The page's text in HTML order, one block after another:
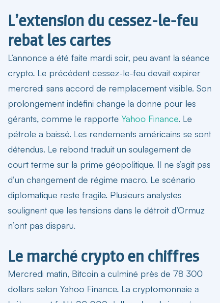
L’extension du cessez-le-feu
rebat les cartes
L’annonce a été faite mardi soir, peu avant la séance
crypto. Le précédent cessez-le-feu devait expirer
mercredi sans accord de remplacement visible. Son
prolongement indéfini change la donne pour les
gérants, comme le rapporte Yahoo Finance. Le
pétrole a baissé. Les rendements américains se sont
détendus. Le rebond traduit un soulagement de
court terme sur la prime géopolitique. Il ne s’agit pas
d’un changement de régime macro. Le scénario
diplomatique reste fragile. Plusieurs analystes
soulignent que les tensions dans le détroit d’Ormuz
n’ont pas disparu.
Le marché crypto en chiffres
Mercredi matin, Bitcoin a culminé près de 78 300
dollars selon Yahoo Finance. La cryptomonnaie a